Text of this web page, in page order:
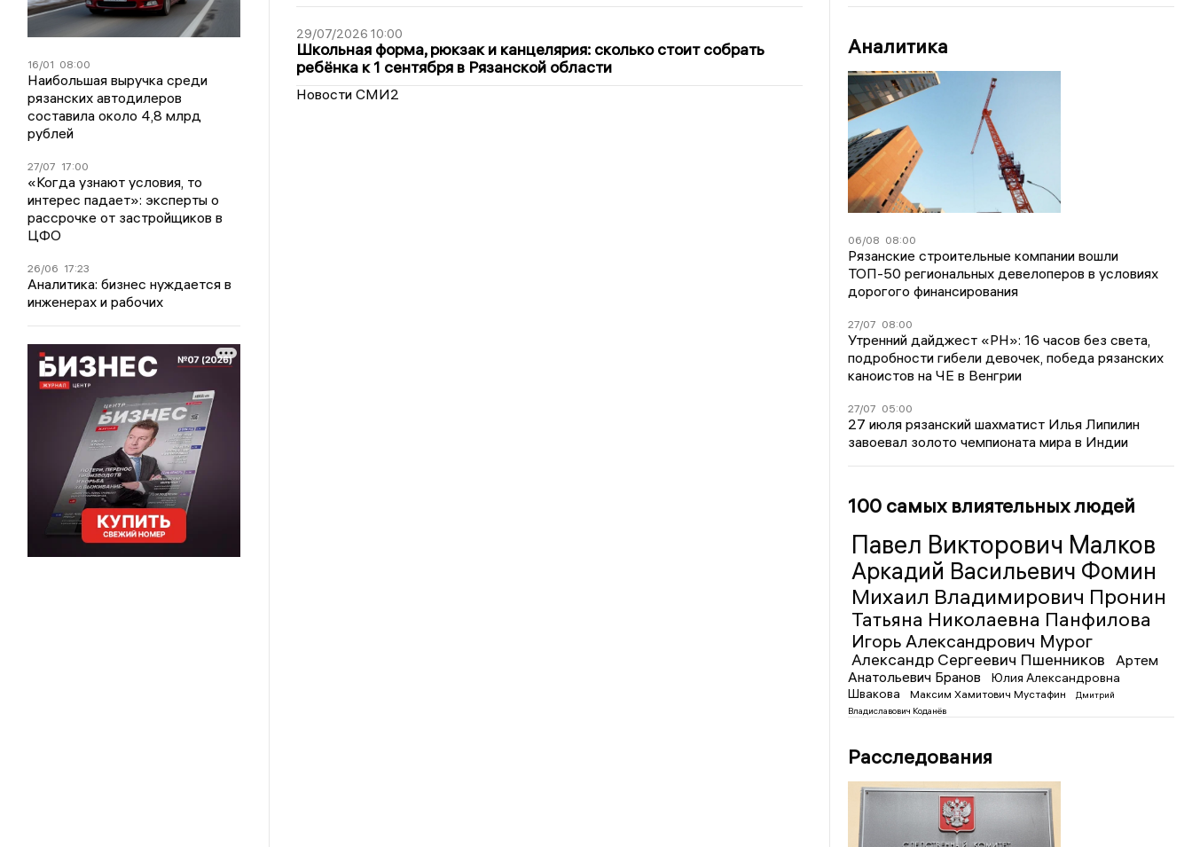
16/01 08:00
Наибольшая выручка среди
рязанских автодилеров
составила около 4,8 млрд
рублей
27/07 17:00
«Когда узнают условия, то
интерес падает»: эксперты о
рассрочке от застройщиков в
ЦФО
26/06 17:23
Аналитика: бизнес нуждается в
инженерах и рабочих
29/07/2026 10:00
Школьная форма, рюкзак и канцелярия: сколько стоит собрать
ребёнка к 1 сентября в Рязанской области
Новости СМИ2
Аналитика
06/08 08:00
Рязанские строительные компании вошли
ТОП-50 региональных девелоперов в условиях
дорогого финансирования
27/07 08:00
Утренний дайджест «РН»: 16 часов без света,
подробности гибели девочек, победа рязанских
каноистов на ЧЕ в Венгрии
27/07 05:00
27 июля рязанский шахматист Илья Липилин
завоевал золото чемпионата мира в Индии
100 самых влиятельных людей
Павел Викторович Малков
Аркадий Васильевич Фомин
Михаил Владимирович Пронин
Татьяна Николаевна Панфилова
Игорь Александрович Мурог
Александр Сергеевич Пшенников
Артем
Анатольевич Бранов
Юлия Александровна
Швакова
Максим Хамитович Мустафин
Дмитрий
Владиславович Коданёв
Расследования